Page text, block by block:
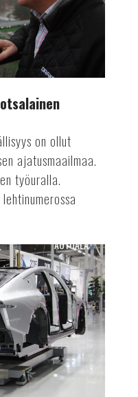
on ollut
ajatusmaailmaa.
työuralla.
AUTOALA